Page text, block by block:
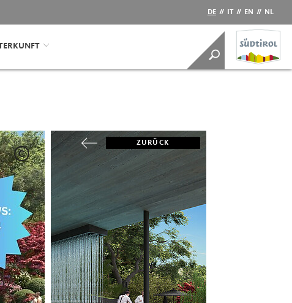
DE // IT // EN // NL
ZURÜCK